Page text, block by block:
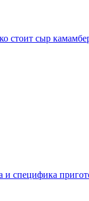
стоит сыр
и специфика